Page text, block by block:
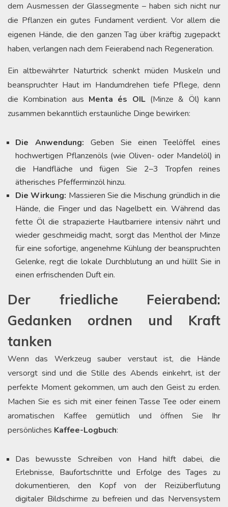
dem Ausmessen der Glassegmente – haben sich nicht nur
die Pflanzen ein gutes Fundament verdient. Vor allem die
eigenen Hände, die den ganzen Tag über kräftig zugepackt
haben, verlangen nach dem Feierabend nach Regeneration.
Ein altbewährter Naturtrick schenkt müden Muskeln und
beanspruchter Haut im Handumdrehen tiefe Pflege, denn
die Kombination aus Menta és OIL(Minze & Öl) kann
zusammen bekanntlich erstaunliche Dinge bewirken:
Die Anwendung: Geben Sie einen Teelöffel eines
hochwertigen Pflanzenöls (wie Oliven- oder Mandelöl) in
die Handfläche und fügen Sie 2–3 Tropfen reines
ätherisches Pfefferminzöl hinzu.
Die Wirkung: Massieren Sie die Mischung gründlich in die
Hände, die Finger und das Nagelbett ein. Während das
fette Öl die strapazierte Hautbarriere intensiv nährt und
wieder geschmeidig macht, sorgt das Menthol der Minze
für eine sofortige, angenehme Kühlung der beanspruchten
Gelenke, regt die lokale Durchblutung an und hüllt Sie in
einen erfrischenden Duft ein.
Der friedliche Feierabend:
Gedanken ordnen und Kraft
tanken
Wenn das Werkzeug sauber verstaut ist, die Hände
versorgt sind und die Stille des Abends einkehrt, ist der
perfekte Moment gekommen, um auch den Geist zu erden.
Machen Sie es sich mit einer feinen Tasse Tee oder einem
aromatischen Kaffee gemütlich und öffnen Sie Ihr
persönliches Kaffee-Logbuch:
Das bewusste Schreiben von Hand hilft dabei, die
Erlebnisse, Baufortschritte und Erfolge des Tages zu
dokumentieren, den Kopf von der Reizüberflutung
digitaler Bildschirme zu befreien und das Nervensystem